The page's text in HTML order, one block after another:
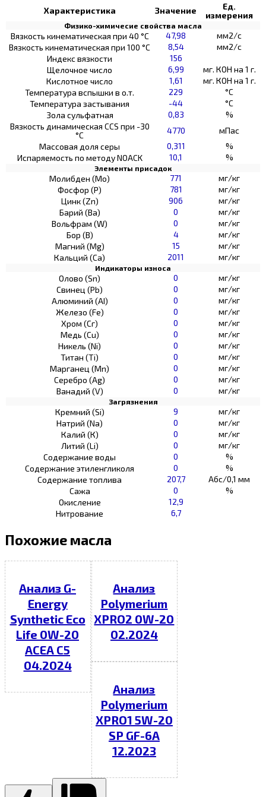
Характеристика Значение
Ед.
измерения
Физико-химичесие свойства масла
Вязкость кинематическая при 40 °С 47,98
мм2/с
Вязкость кинематическая при 100 °С
8,54
мм2/с
Индекс вязкости
156
Щелочное число
6,99
мг. КОН на 1 г.
Кислотное число
1,61
мг. КОН на 1 г.
Температура вспышки в о.т.
229
°C
Температура застывания
-44
°C
Зола сульфатная
0,83
%
Вязкость динамическая CCS при -30
°С
4770
мПас
Массовая доля серы
0,311
%
Испаряемость по методу NOACK
10,1 %
Элементы присадок
Молибден (Мо) 771
мг/кг
Фосфор (Р)
781
мг/кг
Цинк (Zn)
906
мг/кг
Барий (Ва)
0
мг/кг
Вольфрам (W)
0
мг/кг
Бор (В)
4
мг/кг
Магний (Mg)
15
мг/кг
Кальций (Са)
2011 мг/кг
Индикаторы износа
Олово (Sn) 0
мг/кг
Свинец (Pb)
0
мг/кг
Алюминий (AI)
0
мг/кг
Железо (Fe)
0
мг/кг
Хром (Сг)
0
мг/кг
Медь (Cu)
0
мг/кг
Никель (Ni)
0
мг/кг
Титан (Ti)
0
мг/кг
Марганец (Mn)
0
мг/кг
Серебро (Ag)
0
мг/кг
Ванадий (V)
0 мг/кг
Загрязнения
Кремний (Si) 9
мг/кг
Натрий (Na)
0
мг/кг
Калий (К)
0
мг/кг
Литий (Li)
0
мг/кг
Содержание воды
0
%
Содержание этиленгликоля
0
%
Содержание топлива
207,7
Абс/0,1 мм
Сажа
0
%
Окисление
12,9
Нитрование
6,7
Похожие масла
Анализ G-
Energy
Synthetic Eco
Life 0W-20
ACEA C5
04.2024
Анализ
Polymerium
XPRO2 0W-20
02.2024
Анализ
Polymerium
XPRO1 5W-20
SP GF-6A
12.2023